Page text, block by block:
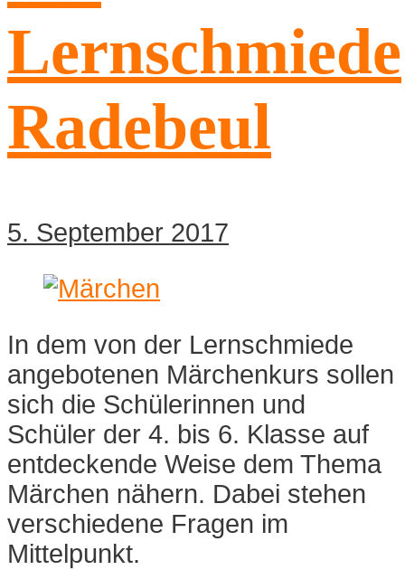
Lernschmiede
Radebeul
5. September 2017
In dem von der Lernschmiede
angebotenen Märchenkurs sollen
sich die Schülerinnen und
Schüler der 4. bis 6. Klasse auf
entdeckende Weise dem Thema
Märchen nähern. Dabei stehen
verschiedene Fragen im
Mittelpunkt.